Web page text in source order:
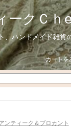
ークＣｈ
、ハンドメイド雑貨
カートを
ンティーク＆ブロカント